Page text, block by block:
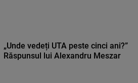
„Unde vedeți UTA peste cinci ani?”
Răspunsul lui Alexandru Meszar